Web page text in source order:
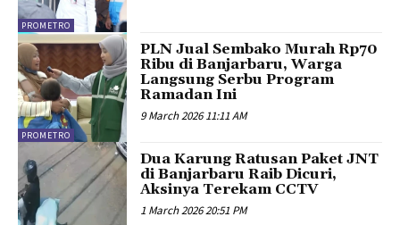
PROMETRO
PROMETRO
PLN Jual Sembako Murah Rp70
Ribu di Banjarbaru, Warga
Langsung Serbu Program
Ramadan Ini
9 March 2026 11:11 AM
Dua Karung Ratusan Paket JNT
di Banjarbaru Raib Dicuri,
Aksinya Terekam CCTV
1 March 2026 20:51 PM